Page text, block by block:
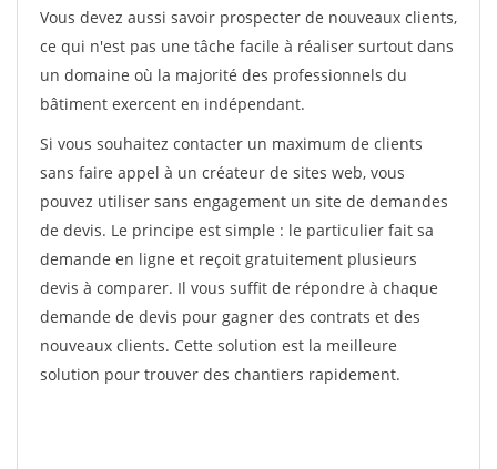
Vous devez aussi savoir prospecter de nouveaux clients,
ce qui n'est pas une tâche facile à réaliser surtout dans
un domaine où la majorité des professionnels du
bâtiment exercent en indépendant.
Si vous souhaitez contacter un maximum de clients
sans faire appel à un créateur de sites web, vous
pouvez utiliser sans engagement un site de demandes
de devis. Le principe est simple : le particulier fait sa
demande en ligne et reçoit gratuitement plusieurs
devis à comparer. Il vous suffit de répondre à chaque
demande de devis pour gagner des contrats et des
nouveaux clients. Cette solution est la meilleure
solution pour trouver des chantiers rapidement.